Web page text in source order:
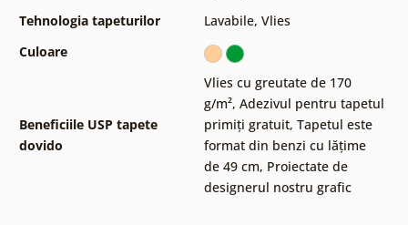
Tehnologia tapeturilor
Lavabile, Vlies
Culoare
Beneficiile USP tapete
dovido
Vlies cu greutate de 170
g/m², Adezivul pentru tapetul
primiți gratuit, Tapetul este
format din benzi cu lățime
de 49 cm, Proiectate de
designerul nostru grafic